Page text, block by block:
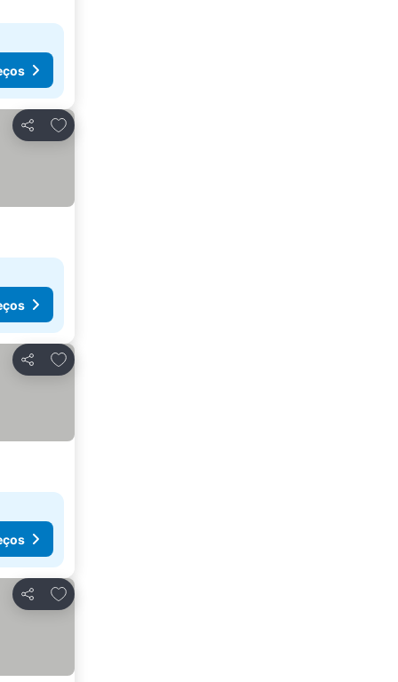
Partilhar
Adicionar aos favoritos
Partilhar
Adicionar aos favoritos
Partilhar
Adicionar aos favoritos